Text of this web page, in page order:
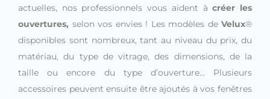
actuelles, nos professionnels vous aident àcréer les
ouvertures, selon vos envies ! Les modèles de Velux®
disponibles sont nombreux, tant au niveau du prix, du
matériau, du type de vitrage, des dimensions, de la
taille ou encore du type d’ouverture… Plusieurs
accessoires peuvent ensuite être ajoutés à vos fenêtres